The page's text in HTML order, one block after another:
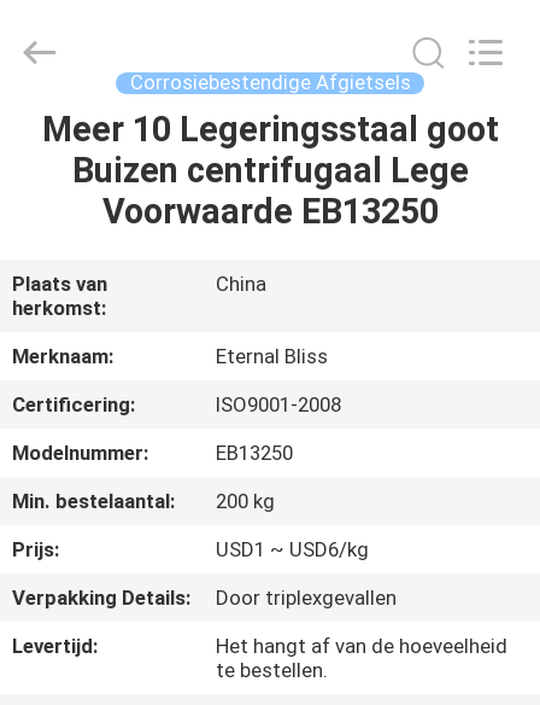
HUIS
PRODUCTEN
VIDEOS
ONGEVEER
ONS
KWALITEITSCONTROLE
CONTACTEER
Casting
Reserved.
Corrosiebestendige Afgietsels
Meer 10 Legeringsstaal goot
Buizen centrifugaal Lege
Voorwaarde EB13250
Plaats van
herkomst:
China
Merknaam:
Eternal Bliss
Certificering:
ISO9001-2008
Modelnummer:
EB13250
Min. bestelaantal:
200 kg
Prijs:
USD1 ~ USD6/kg
Verpakking Details:
Door triplexgevallen
Levertijd:
Het hangt af van de hoeveelheid
te bestellen.